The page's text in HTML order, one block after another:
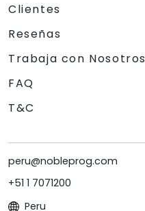
Clientes
Reseñas
Trabaja con Nosotros
FAQ
T&C
peru@nobleprog.com
+51 1 7071200
Peru